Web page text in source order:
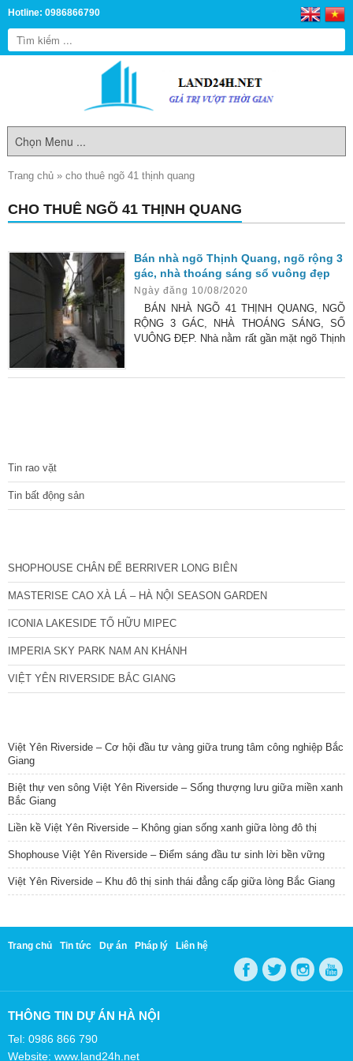
Hotline: 0986866790
Trang chủ » cho thuê ngõ 41 thịnh quang
CHO THUÊ NGÕ 41 THỊNH QUANG
Bán nhà ngõ Thịnh Quang, ngõ rộng 3
gác, nhà thoáng sáng sổ vuông đẹp
Ngày đăng 10/08/2020
BÁN NHÀ NGÕ 41 THỊNH QUANG, NGÕ
RỘNG 3 GÁC, NHÀ THOÁNG SÁNG, SỔ
VUÔNG ĐẸP. Nhà nằm rất gần mặt ngõ Thịnh
Tin rao vặt
Tin bất động sản
SHOPHOUSE CHÂN ĐẾ BERRIVER LONG BIÊN
MASTERISE CAO XÀ LÁ – HÀ NỘI SEASON GARDEN
ICONIA LAKESIDE TỐ HỮU MIPEC
IMPERIA SKY PARK NAM AN KHÁNH
VIỆT YÊN RIVERSIDE BẮC GIANG
Việt Yên Riverside – Cơ hội đầu tư vàng giữa trung tâm công nghiệp Bắc
Giang
Biệt thự ven sông Việt Yên Riverside – Sống thượng lưu giữa miền xanh
Bắc Giang
Liền kề Việt Yên Riverside – Không gian sống xanh giữa lòng đô thị
Shophouse Việt Yên Riverside – Điểm sáng đầu tư sinh lời bền vững
Việt Yên Riverside – Khu đô thị sinh thái đẳng cấp giữa lòng Bắc Giang
Trang chủ Tin tức Dự án Pháp lý Liên hệ
THÔNG TIN DỰ ÁN HÀ NỘI
Tel: 0986 866 790
Website: www.land24h.net